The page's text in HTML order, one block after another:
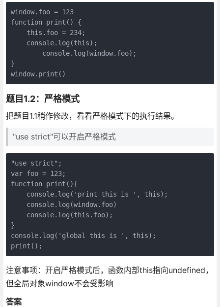
window.foo = 123
function print() {
    this.foo = 234;
    console.log(this);
}
题目1.2：严格模式
把题目1.1稍作修改，看看严格模式下的执行结果。
"use strict"可以开启严格模式
"use strict";
var foo = 123;
function print(){
    console.log('print this is ', this);
    console.log(window.foo)
    console.log(this.foo);
}
console.log('global this is ', this);
注意事项：开启严格模式后，函数内部this指向undefined，
但全局对象window不会受影响
答案